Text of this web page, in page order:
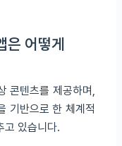
은 어떻게
콘텐츠를 제공하며,
기반으로 한 체계적
고 있습니다.